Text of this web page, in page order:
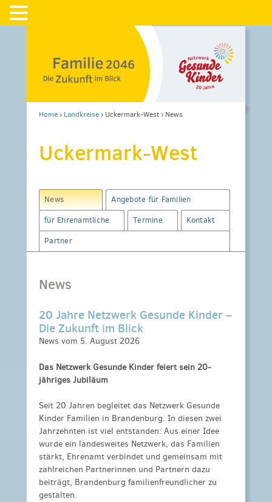
Home› Landkreise› Uckermark-West› News
Uckermark-West
News
Angebote für Familien
für Ehrenamtliche
Termine
Kontakt
Partner
News
20 Jahre Netzwerk Gesunde Kinder –
Die Zukunft im Blick
News vom 5. August 2026
Das Netzwerk Gesunde Kinder feiert sein 20-
jähriges Jubiläum
Seit 20 Jahren begleitet das Netzwerk Gesunde
Kinder Familien in Brandenburg. In diesen zwei
Jahrzehnten ist viel entstanden: Aus einer Idee
wurde ein landesweites Netzwerk, das Familien
stärkt, Ehrenamt verbindet und gemeinsam mit
zahlreichen Partnerinnen und Partnern dazu
beiträgt, Brandenburg familienfreundlicher zu
gestalten.